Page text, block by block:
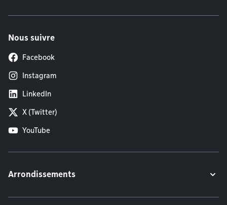
Nous suivre
Facebook
Instagram
LinkedIn
X (Twitter)
YouTube
Arrondissements